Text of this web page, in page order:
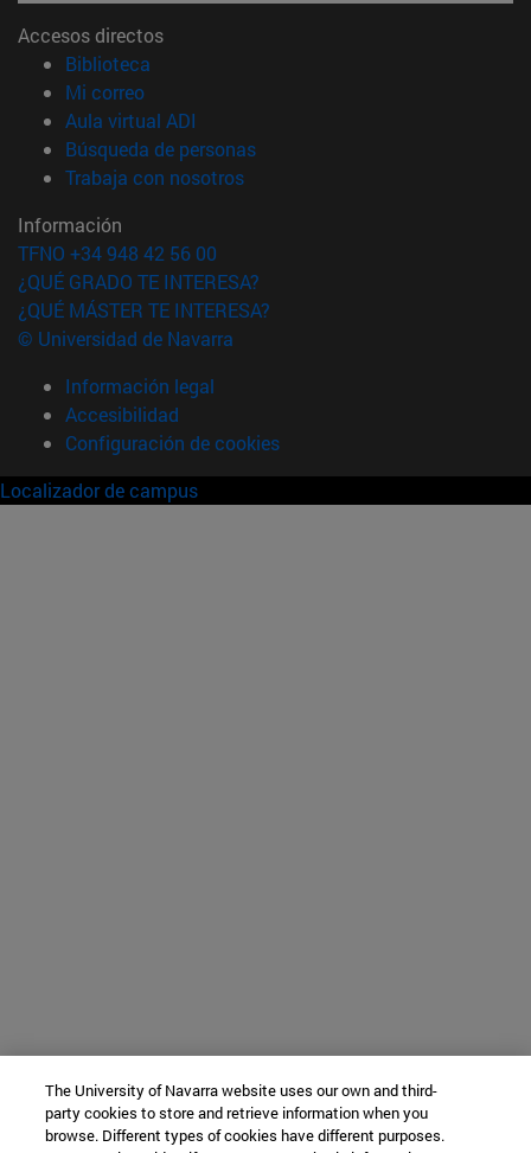
Accesos directos
Biblioteca
Mi correo(abre en nueva ventana)
Aula virtual ADI
Búsqueda de personas(abre en nueva ventana)
Trabaja con nosotros(abre en nueva ventana)
Información
TFNO +34 948 42 56 00
¿QUÉ GRADO TE INTERESA?
¿QUÉ MÁSTER TE INTERESA?
© Universidad de Navarra
Información legal
Accesibilidad
Configuración de cookies
Localizador de campus
The University of Navarra website uses our own and third-
party cookies to store and retrieve information when you
browse. Different types of cookies have different purposes.